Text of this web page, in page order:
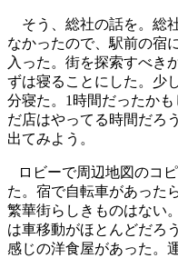
そう、総社の話を。総
なかったので、駅前の宿
入った。街を探索すべき
ずは寝ることにした。少
分寝た。1時間だったか
だ店はやってる時間だろ
出てみよう。
ロビーで周辺地図のコ
た。宿で自転車があった
繁華街らしきものはない
は車移動がほとんどだろ
感じの洋食屋があった。